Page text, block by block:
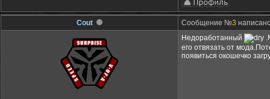
Cout Сообщение №3
Недоработанный
его отвязать от
появиться окошечко